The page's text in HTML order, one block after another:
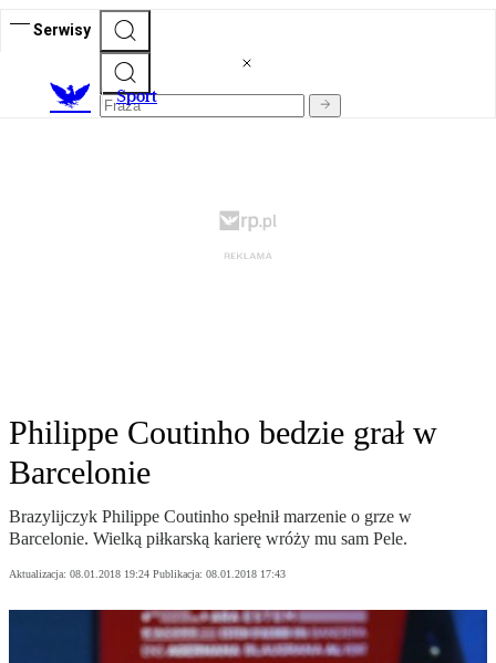
Serwisy
Sport
Philippe Coutinho bedzie grał w
Barcelonie
Brazylijczyk Philippe Coutinho spełnił marzenie o grze w
Barcelonie. Wielką piłkarską karierę wróży mu sam Pele.
Aktualizacja: 08.01.2018 19:24 Publikacja: 08.01.2018 17:43